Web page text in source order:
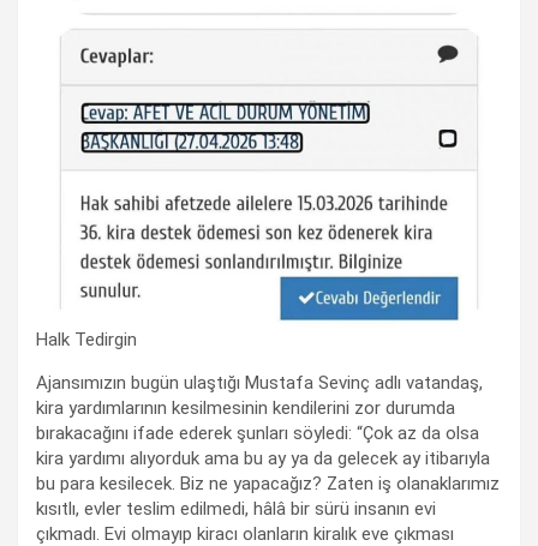
Halk Tedirgin
Ajansımızın bugün ulaştığı Mustafa Sevinç adlı vatandaş,
kira yardımlarının kesilmesinin kendilerini zor durumda
bırakacağını ifade ederek şunları söyledi: “Çok az da olsa
kira yardımı alıyorduk ama bu ay ya da gelecek ay itibarıyla
bu para kesilecek. Biz ne yapacağız? Zaten iş olanaklarımız
kısıtlı, evler teslim edilmedi, hâlâ bir sürü insanın evi
çıkmadı. Evi olmayıp kiracı olanların kiralık eve çıkması